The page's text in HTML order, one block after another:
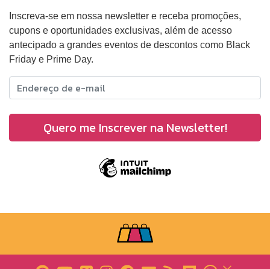
Inscreva-se em nossa newsletter e receba promoções,
cupons e oportunidades exclusivas, além de acesso
antecipado a grandes eventos de descontos como Black
Friday e Prime Day.